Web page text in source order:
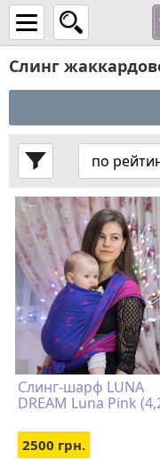
Слинг
Слинг-шарф LUNA
DREAM Luna Pink
2500 грн.